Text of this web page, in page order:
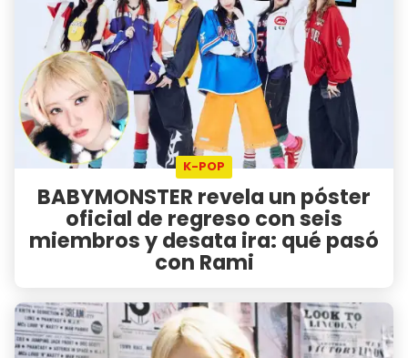
K-POP
BABYMONSTER revela un póster
oficial de regreso con seis
miembros y desata ira: qué pasó
con Rami